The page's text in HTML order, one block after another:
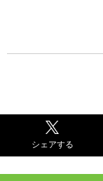
シェアする